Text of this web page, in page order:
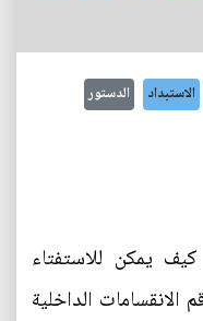
الاستبداد الدستور
يمكن للاستفتاء
الانقسامات الداخلية